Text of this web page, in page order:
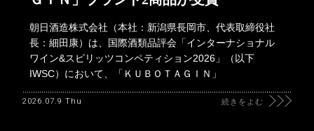
朝日酒造株式会社（本社：新潟県長岡市、代表取締役社
長：細田康）は、国際酒類品評会「インターナショナル
ワイン&スピリッツコンペティション2026」（以下
IWSC）において、「ＫＵＢＯＴＡＧＩＮ」
2026.07.9 Thu 続きをよむ